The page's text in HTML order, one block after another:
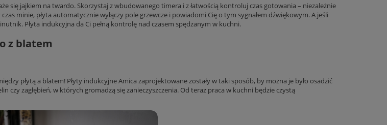
się jajkiem na twardo. Skorzystaj z wbudowanego timera i z łatwością kontroluj czas gotowania – niezależnie
minie, płyta automatycznie wyłączy pole grzewcze i powiadomi Cię o tym sygnałem dźwiękowym. A jeśli
Płyta indukcyjna da Ci pełną kontrolę nad czasem spędzanym w kuchni.
z blatem
płytą a blatem! Płyty indukcyjne Amica zaprojektowane zostały w taki sposób, by można je było osadzić
czy zagłębień, w których gromadzą się zanieczyszczenia. Od teraz praca w kuchni będzie czystą